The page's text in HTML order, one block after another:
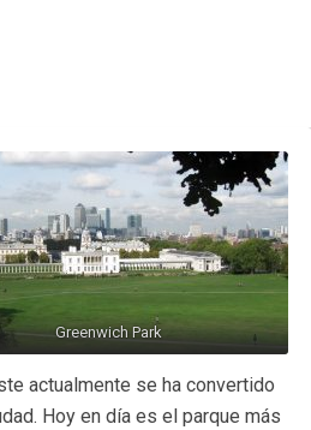
Greenwich Park
actualmente se ha convertido
Hoy en día es el parque más